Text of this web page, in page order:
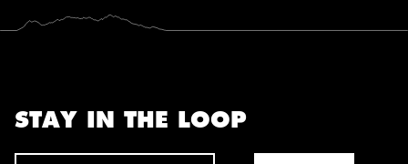
STAY IN THE LOOP